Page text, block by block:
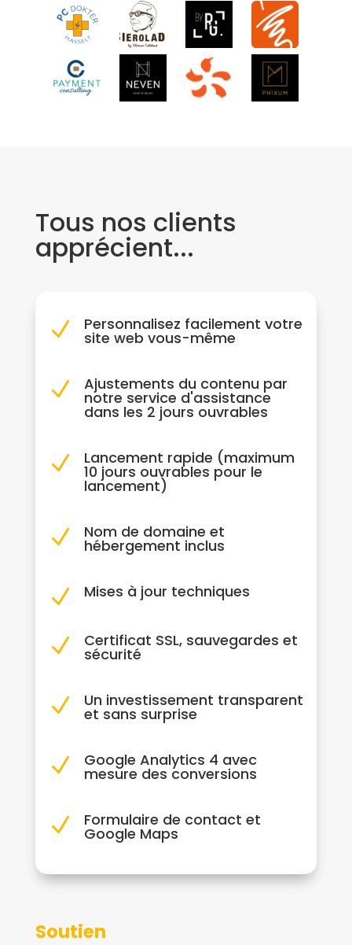
Tous nos clients
apprécient...
N Personnalisez facilement votre
site web vous-même
N Ajustements du contenu par
notre service d'assistance
dans les 2 jours ouvrables
N Lancement rapide (maximum
10 jours ouvrables pour le
lancement)
N Nom de domaine et
hébergement inclus
N Mises à jour techniques
N Certificat SSL, sauvegardes et
sécurité
N Un investissement transparent
et sans surprise
N Google Analytics 4 avec
mesure des conversions
N Formulaire de contact et
Google Maps
Soutien